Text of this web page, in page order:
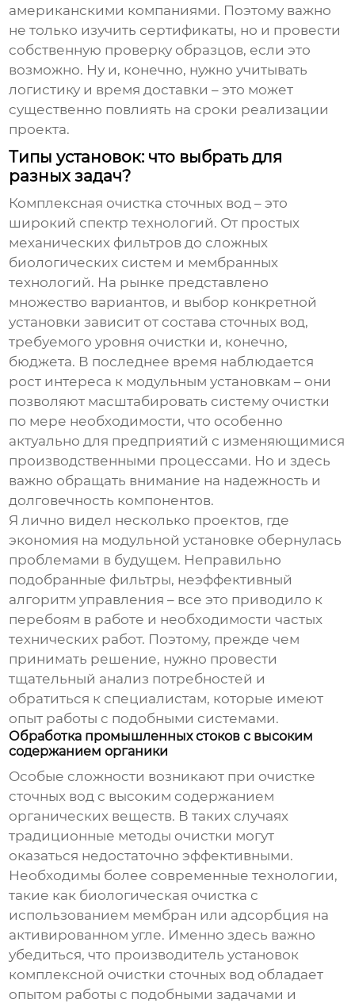
американскими компаниями. Поэтому важно
не только изучить сертификаты, но и провести
собственную проверку образцов, если это
возможно. Ну и, конечно, нужно учитывать
логистику и время доставки – это может
существенно повлиять на сроки реализации
проекта.
Типы установок: что выбрать для
разных задач?
Комплексная очистка сточных вод – это
широкий спектр технологий. От простых
механических фильтров до сложных
биологических систем и мембранных
технологий. На рынке представлено
множество вариантов, и выбор конкретной
установки зависит от состава сточных вод,
требуемого уровня очистки и, конечно,
бюджета. В последнее время наблюдается
рост интереса к модульным установкам – они
позволяют масштабировать систему очистки
по мере необходимости, что особенно
актуально для предприятий с изменяющимися
производственными процессами. Но и здесь
важно обращать внимание на надежность и
долговечность компонентов.
Я лично видел несколько проектов, где
экономия на модульной установке обернулась
проблемами в будущем. Неправильно
подобранные фильтры, неэффективный
алгоритм управления – все это приводило к
перебоям в работе и необходимости частых
технических работ. Поэтому, прежде чем
принимать решение, нужно провести
тщательный анализ потребностей и
обратиться к специалистам, которые имеют
опыт работы с подобными системами.
Обработка промышленных стоков с высоким
содержанием органики
Особые сложности возникают при очистке
сточных вод с высоким содержанием
органических веществ. В таких случаях
традиционные методы очистки могут
оказаться недостаточно эффективными.
Необходимы более современные технологии,
такие как биологическая очистка с
использованием мембран или адсорбция на
активированном угле. Именно здесь важно
убедиться, что производительустановок
комплексной очистки сточных вод обладает
опытом работы с подобными задачами и